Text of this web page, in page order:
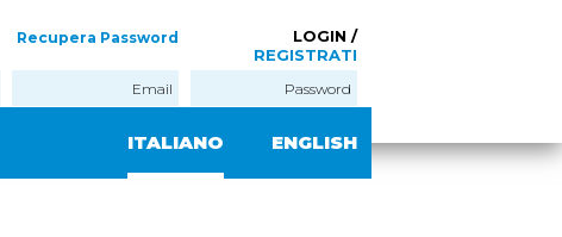
LOGIN /
REGISTRATI
Recupera Password
ENGLISH
ITALIANO